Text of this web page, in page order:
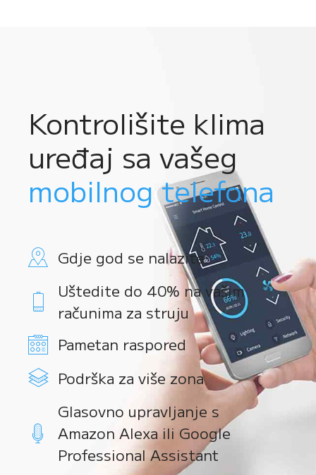
Kontrolišite klima
uređaj sa vašeg
mobilnog telefona
Gdje god se nalazite
Uštedite do 40% na vašim
računima za struju
Pametan raspored
Podrška za više zona
Glasovno upravljanje s
Amazon Alexa ili Google
Professional Assistant